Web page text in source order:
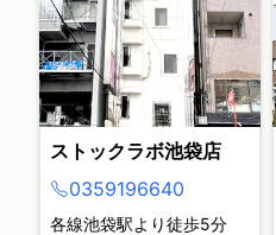
ストックラボ池袋店
0359196640
各線池袋駅より徒歩5分